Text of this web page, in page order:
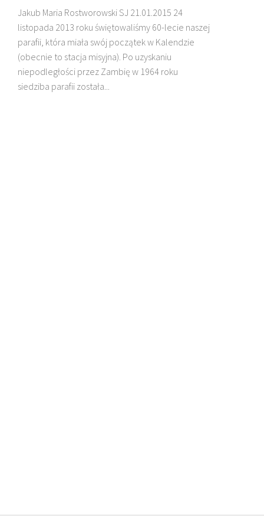
Jakub Maria Rostworowski SJ 21.01.2015 24
listopada 2013 roku świętowaliśmy 60-lecie naszej
parafii, która miała swój początek w Kalendzie
(obecnie to stacja misyjna). Po uzyskaniu
niepodległości przez Zambię w 1964 roku
siedziba parafii została...
DZIECI MADAGASKARU